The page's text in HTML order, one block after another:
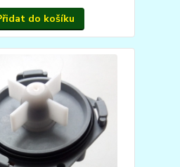
do košíku